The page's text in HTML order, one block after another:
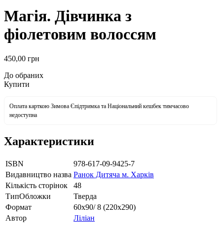
Магія. Дівчинка з
фіолетовим волоссям
450,00 грн
До обраних
Купити
Оплата карткою Зимова Єпідтримка та Національний кешбек тимчасово
недоступна
Характеристики
ISBN
978-617-09-9425-7
Видавництво назва Ранок Дитяча м. Харків
Кількість сторінок
48
ТипОбложки
Тверда
Формат
60х90/ 8 (220х290)
Автор
Ліліан